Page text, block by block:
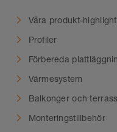
Våra produkt-
Profiler
Förbereda
Värmesystem
Balkonger och
Monteringstillbehör